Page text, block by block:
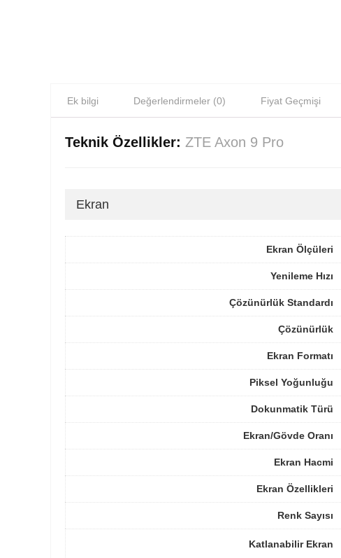
Ek bilgi Değerlendirmeler (0) Fiyat Geçmişi
Teknik Özellikler: ZTE Axon 9 Pro
Ekran
Ekran Ölçüleri
Yenileme Hızı
Çözünürlük Standardı
Çözünürlük
Ekran Formatı
Piksel Yoğunluğu
Dokunmatik Türü
Ekran/Gövde Oranı
Ekran Hacmi
Ekran Özellikleri
Renk Sayısı
Katlanabilir Ekran